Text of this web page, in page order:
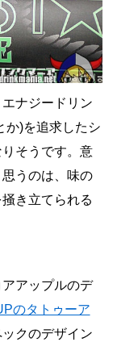
ナジードリン
か)を追求したシ
そうです。意
うのは、味の
き立てられる
アップルのデ
のタトゥーア
クのデザイン